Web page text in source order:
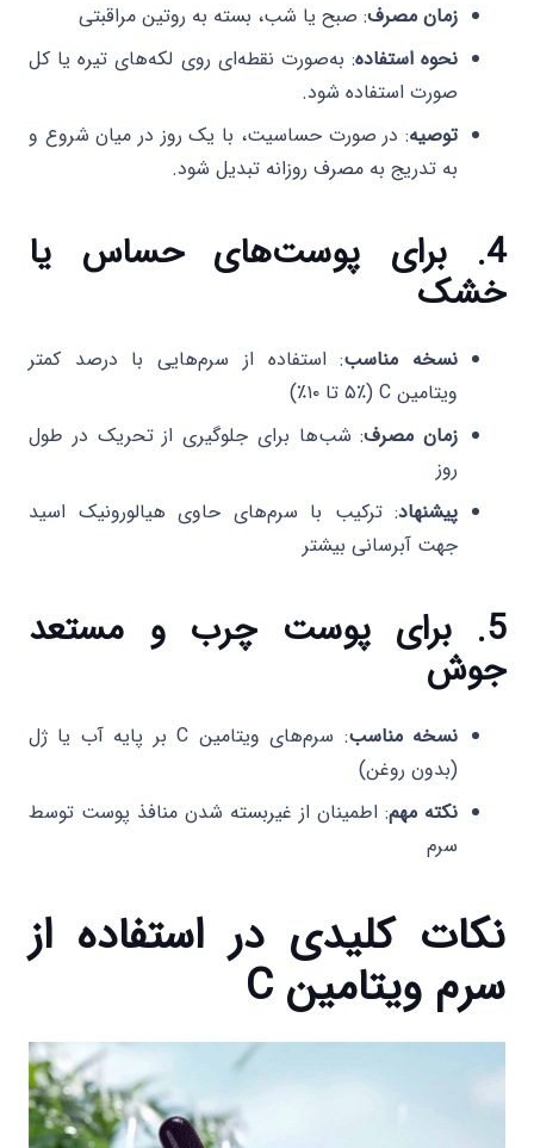
زمان مصرف: صبح یا شب، بسته به روتین مراقبتی
نحوه استفاده: به‌صورت نقطه‌ای روی لکه‌های تیره یا کل
صورت استفاده شود.
توصیه: در صورت حساسیت، با یک روز در میان شروع و
به تدریج به مصرف روزانه تبدیل شود.
4. برای پوست‌های حساس یا
خشک
نسخه مناسب: استفاده از سرم‌هایی با درصد کمتر
ویتامین C (۵٪ تا ۱۰٪)
زمان مصرف: شب‌ها برای جلوگیری از تحریک در طول
روز
پیشنهاد: ترکیب با سرم‌های حاوی هیالورونیک اسید
جهت آبرسانی بیشتر
5. برای پوست چرب و مستعد
جوش
نسخه مناسب
: سرم‌های ویتامین C بر پایه آب یا ژل
(بدون روغن)
نکته مهم: اطمینان از غیربسته شدن منافذ پوست توسط
سرم
نکات کلیدی در استفاده از
سرم ویتامین C